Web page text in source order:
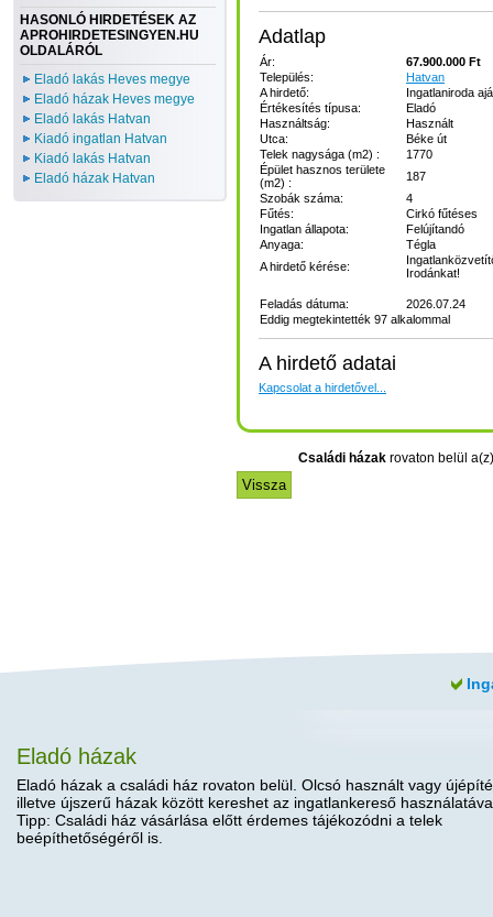
HASONLÓ HIRDETÉSEK AZ
APROHIRDETESINGYEN.HU
OLDALÁRÓL
Eladó lakás Heves megye
Eladó házak Heves megye
Eladó lakás Hatvan
Kiadó ingatlan Hatvan
Kiadó lakás Hatvan
Eladó házak Hatvan
Adatlap
Ár:
67.900.000 Ft
Település:
Hatvan
A hirdető:
Ingatlaniroda
Értékesítés típusa:
Eladó
Használtság:
Használt
Utca:
Béke út
Telek nagysága (m2) :
1770
Épület hasznos területe
(m2) :
187
Szobák száma:
4
Fűtés:
Cirkó fűtéses
Ingatlan állapota:
Felújítandó
Anyaga:
Tégla
A hirdető kérése:
Irodánkat!
Feladás dátuma:
2026.07.24
Eddig megtekintették 97 alkalommal
A hirdető adatai
Kapcsolat a hirdetővel...
Családi házakrovaton belül
Eladó házak
Eladó házak a családi ház rovaton belül. Olcsó használt vagy
illetve újszerű házak között kereshet az ingatlankereső
Tipp: Családi ház vásárlása előtt érdemes tájékozódni a telek
beépíthetőségéről is.